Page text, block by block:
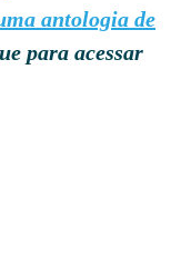
antologia de
para acessar